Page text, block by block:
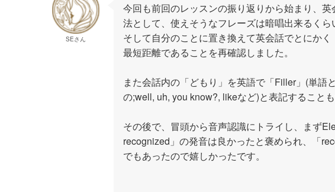
SEさん
今回も前回のレッスンの振り返りから始まり、
法として、使えそうなフレーズは暗唱出来るくら
そして自分のことに置き換えて英会話でとにか
最短距離であることを再確認しました。
また会話内の「どもり」を英語で「Filler」(単語
の;well, uh, you know?, likeなど)と表記することも
その後で、冒頭から音声認識にトライし、まず
recognized」の発音は良かったと褒められ、「
でもあったので嬉しかったです。